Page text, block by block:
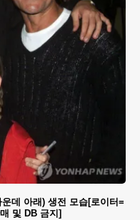
데 아래) 생전 모습[로이터=
및 DB 금지]